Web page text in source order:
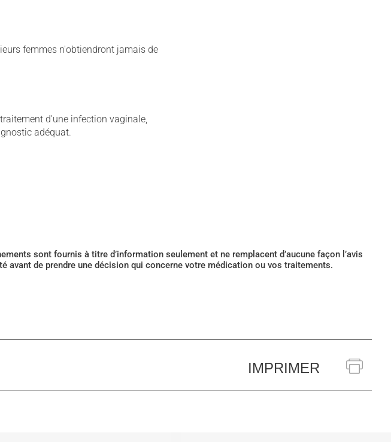
femmes n'obtiendront jamais de
d'une infection vaginale,
adéquat.
sont fournis à titre d’information seulement et ne remplacent d’aucune façon l’avis
de prendre une décision qui concerne votre médication ou vos traitements.
IMPRIMER